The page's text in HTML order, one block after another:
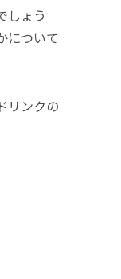
しょう
について
リンクの